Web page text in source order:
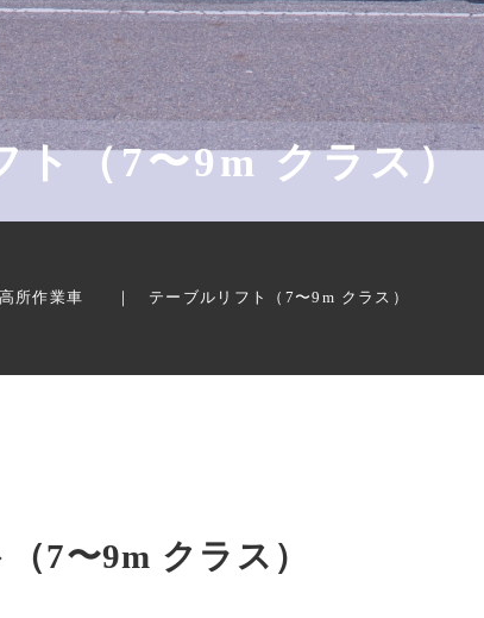
ト（7〜9m クラス）
高所作業車 テーブルリフト（7〜9m クラス）
7〜9m クラス）